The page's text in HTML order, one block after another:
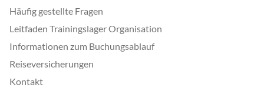
Häufig gestellte Fragen
Leitfaden Trainingslager Organisation
Informationen zum Buchungsablauf
Reiseversicherungen
Kontakt